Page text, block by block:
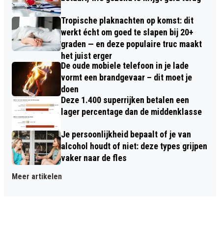
Tropische plaknachten op komst: dit
werkt écht om goed te slapen bij 20+
graden — en deze populaire truc maakt
het juist erger
De oude mobiele telefoon in je lade
vormt een brandgevaar – dit moet je
doen
Deze 1.400 superrijken betalen een
lager percentage dan de middenklasse
Je persoonlijkheid bepaalt of je van
alcohol houdt of niet: deze types grijpen
vaker naar de fles
Meer artikelen